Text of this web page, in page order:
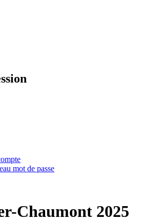
mot de passe
Chaumont 2025